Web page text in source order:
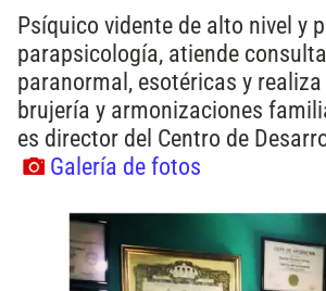
Psíquico vidente de alto nivel y
parapsicología, atiende
paranormal, esotéricas y
brujería y armonizaciones
es director del Centro de
Galería de fotos